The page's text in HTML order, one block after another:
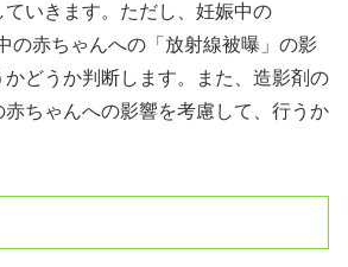
いきます。ただし、妊娠中の
の赤ちゃんへの「放射線被曝」の影
どうか判断します。また、造影剤の
ちゃんへの影響を考慮して、行うか